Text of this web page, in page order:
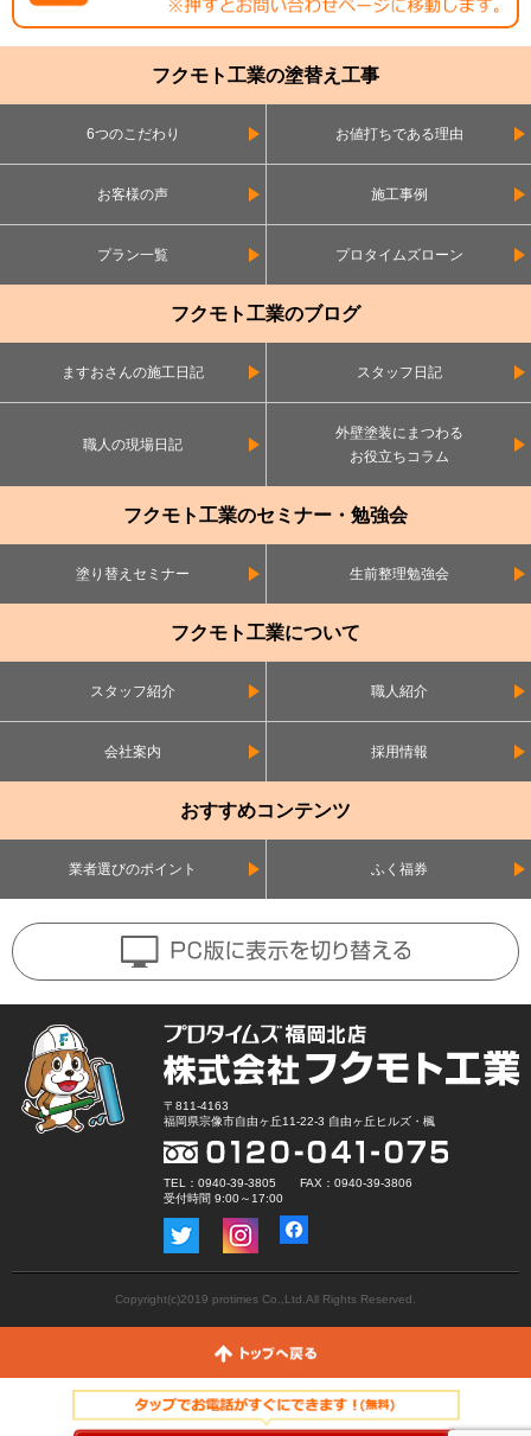
フクモト工業の塗替え工事
6つのこだわり お値打ちである理由
お客様の声 施工事例
プラン一覧 プロタイムズローン
フクモト工業のブログ
ますおさんの施工日記 スタッフ日記
職人の現場日記
外壁塗装にまつわる
お役立ちコラム
フクモト工業のセミナー・勉強会
塗り替えセミナー 生前整理勉強会
フクモト工業について
スタッフ紹介 職人紹介
会社案内 採用情報
おすすめコンテンツ
業者選びのポイント ふく福券
〒811-4163
福岡県宗像市自由ヶ丘11-22-3 自由ヶ丘ヒルズ・楓
TEL：0940-39-3805 FAX：0940-39-3806
受付時間 9:00～17:00
Copyright(c)2019 protimes Co.,Ltd.All Rights Reserved.